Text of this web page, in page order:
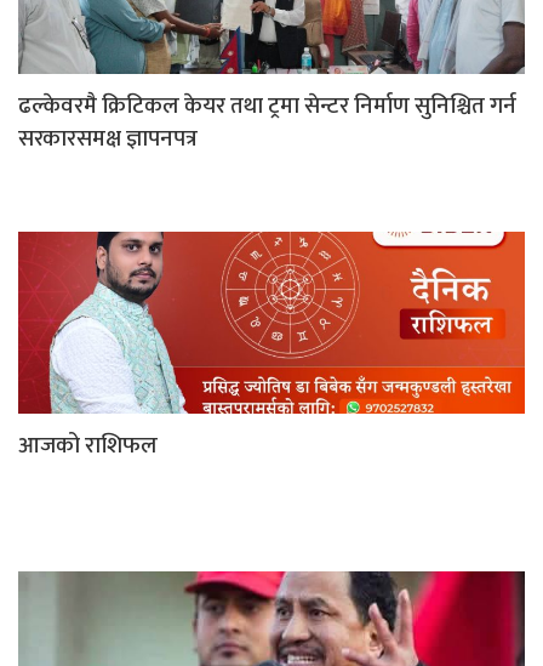
ढल्केवरमै क्रिटिकल केयर तथा ट्रमा सेन्टर निर्माण सुनिश्चित गर्न
सरकारसमक्ष ज्ञापनपत्र
आजको राशिफल